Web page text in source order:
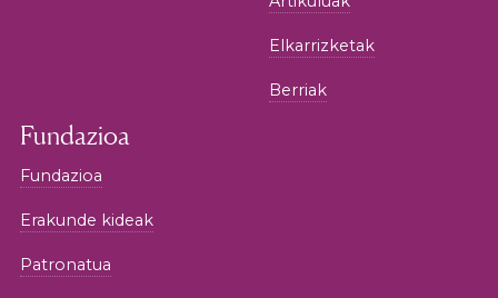
Elkarrizketak
Berriak
Fundazioa
Fundazioa
Erakunde kideak
Patronatua